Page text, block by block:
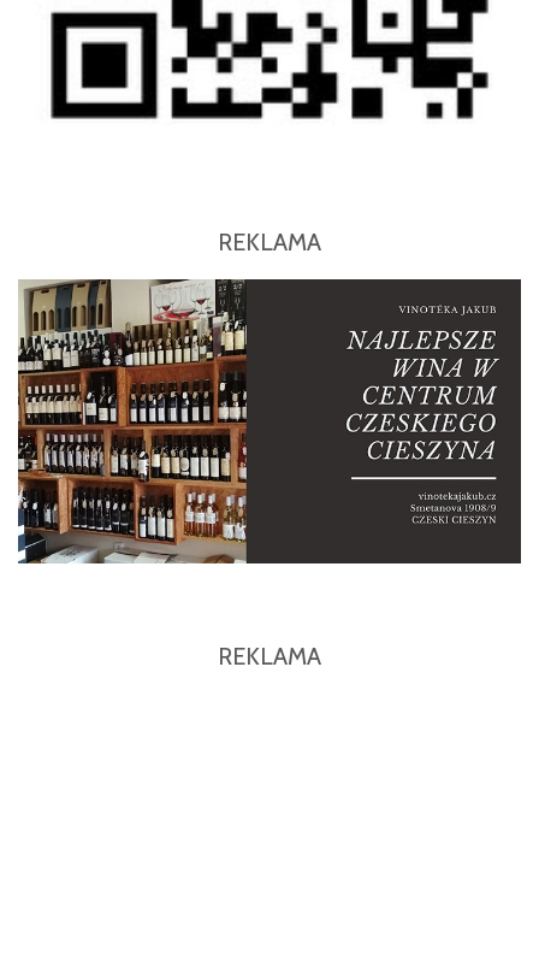
REKLAMA
REKLAMA